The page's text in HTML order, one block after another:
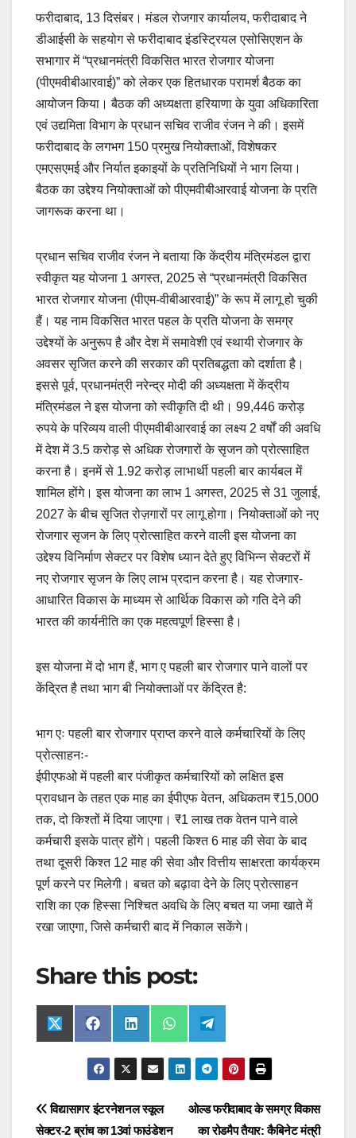
फरीदाबाद, 13 दिसंबर। मंडल रोजगार कार्यालय, फरीदाबाद ने
डीआईसी के सहयोग से फरीदाबाद इंडस्ट्रियल एसोसिएशन के
सभागार में “प्रधानमंत्री विकसित भारत रोजगार योजना
(पीएमवीबीआरवाई)” को लेकर एक हितधारक परामर्श बैठक का
आयोजन किया। बैठक की अध्यक्षता हरियाणा के युवा अधिकारिता
एवं उद्यमिता विभाग के प्रधान सचिव राजीव रंजन ने की। इसमें
फरीदाबाद के लगभग 150 प्रमुख नियोक्ताओं, विशेषकर
एमएसएमई और निर्यात इकाइयों के प्रतिनिधियों ने भाग लिया।
बैठक का उद्देश्य नियोक्ताओं को पीएमवीबीआरवाई योजना के प्रति
जागरूक करना था।
प्रधान सचिव राजीव रंजन ने बताया कि केंद्रीय मंत्रिमंडल द्वारा
स्वीकृत यह योजना 1 अगस्त, 2025 से “प्रधानमंत्री विकसित
भारत रोजगार योजना (पीएम-वीबीआरवाई)” के रूप में लागू हो चुकी
हैं। यह नाम विकसित भारत पहल के प्रति योजना के समग्र
उद्देश्यों के अनुरूप है और देश में समावेशी एवं स्थायी रोजगार के
अवसर सृजित करने की सरकार की प्रतिबद्धता को दर्शाता है।
इससे पूर्व, प्रधानमंत्री नरेन्द्र मोदी की अध्यक्षता में केंद्रीय
मंत्रिमंडल ने इस योजना को स्वीकृति दी थी। 99,446 करोड़
रुपये के परिव्यय वाली पीएमवीबीआरवाई का लक्ष्य 2 वर्षों की अवधि
में देश में 3.5 करोड़ से अधिक रोजगारों के सृजन को प्रोत्साहित
करना है। इनमें से 1.92 करोड़ लाभार्थी पहली बार कार्यबल में
शामिल होंगे। इस योजना का लाभ 1 अगस्त, 2025 से 31 जुलाई,
2027 के बीच सृजित रोज़गारों पर लागू होगा। नियोक्ताओं को नए
रोजगार सृजन के लिए प्रोत्साहित करने वाली इस योजना का
उद्देश्य विनिर्माण सेक्टर पर विशेष ध्यान देते हुए विभिन्न सेक्टरों में
नए रोजगार सृजन के लिए लाभ प्रदान करना है। यह रोजगार-
आधारित विकास के माध्यम से आर्थिक विकास को गति देने की
भारत की कार्यनीति का एक महत्वपूर्ण हिस्सा है।
इस योजना में दो भाग हैं, भाग ए पहली बार रोजगार पाने वालों पर
केंद्रित है तथा भाग बी नियोक्ताओं पर केंद्रित है:
भाग एः पहली बार रोजगार प्राप्त करने वाले कर्मचारियों के लिए
प्रोत्साहनः-
ईपीएफओ में पहली बार पंजीकृत कर्मचारियों को लक्षित इस
प्रावधान के तहत एक माह का ईपीएफ वेतन, अधिकतम ₹15,000
तक, दो किश्तों में दिया जाएगा। ₹1 लाख तक वेतन पाने वाले
कर्मचारी इसके पात्र होंगे। पहली किश्त 6 माह की सेवा के बाद
तथा दूसरी किश्त 12 माह की सेवा और वित्तीय साक्षरता कार्यक्रम
पूर्ण करने पर मिलेगी। बचत को बढ़ावा देने के लिए प्रोत्साहन
राशि का एक हिस्सा निश्चित अवधि के लिए बचत या जमा खाते में
रखा जाएगा, जिसे कर्मचारी बाद में निकाल सकेंगे।
Share this post:
Share
on
X
(
t
e
r
Share
on
F
a
e
b
o
k
Share
on
L
i
n
e
I
n
Share
on
W
h
t
s
Share
on
T
e
l
g
a
m
Post
ओल्ड फरीदाबाद के समग्र विकास
का रोडमैप तैयार: कैबिनेट मंत्री
विद्यासागर इंटरनेशनल स्कूल
सेक्टर-2 ब्रांच का 13वां फाउंडेशन